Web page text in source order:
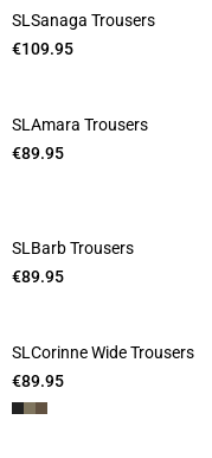
SLSanaga Trousers
€109.95
SLAmara Trousers
€89.95
SLBarb Trousers
€89.95
SLCorinne Wide Trousers
€89.95